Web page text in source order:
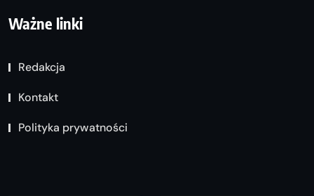
Ważne linki
Redakcja
Kontakt
Polityka prywatności